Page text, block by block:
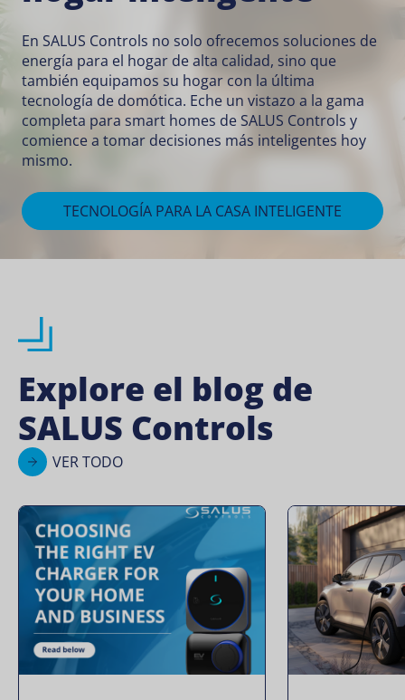
En SALUS Controls no solo ofrecemos soluciones de
energía para el hogar de alta calidad, sino que
también equipamos su hogar con la última
tecnología de domótica. Eche un vistazo a la gama
completa para smart homes de SALUS Controls y
comience a tomar decisiones más inteligentes hoy
mismo.
TECNOLOGÍA PARA LA CASA INTELIGENTE
Explore el blog de
SALUS Controls
VER TODO